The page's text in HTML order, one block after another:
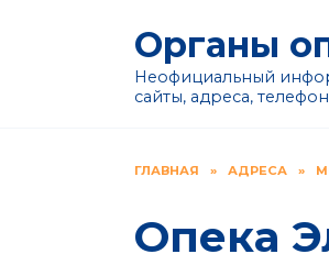
Органы
Неофициальный
сайты, адреса,
ГЛАВНАЯ » АДРЕСА »
Опека